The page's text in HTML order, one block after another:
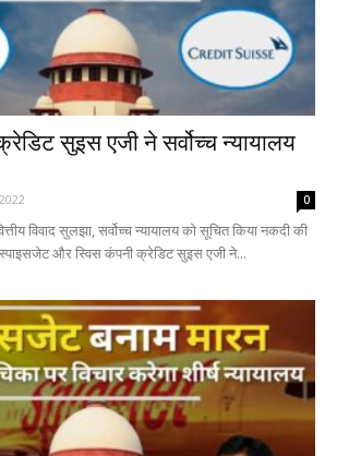
सुइस एजी ने सर्वोच्च न्यायालय
0
विवाद सुलझा, सर्वोच्च न्यायालय को सूचित किया नकदी की
और स्विस कंपनी क्रेडिट सुइस एजी ने...